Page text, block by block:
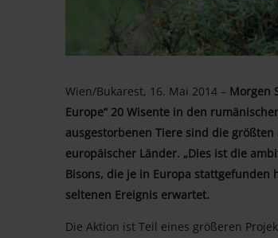
Wien/Bukarest, 16. Mai 2014 – Morgen
Europe“ 20 Wisente in den
ausgestorbenen Tiere sind die
europäischer Länder. „Dies ist die
Bisons, die je in Europa stattgefunden
seltenen Ereignis erwartet.
Die Aktion ist Teil eines größeren